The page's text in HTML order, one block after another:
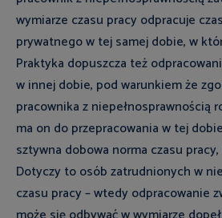
wymiarze czasu pracy odpracuje
prywatnego w tej samej dobie, w
Praktyka dopuszcza też
w innej dobie, pod warunkiem że
pracownika z niepełnosprawnością
ma on do przepracowania w tej
sztywna dobowa norma czasu
Dotyczy to osób zatrudnionych w
czasu pracy – wtedy odpracowanie